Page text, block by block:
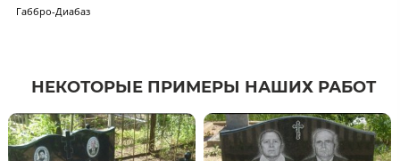
Габбро-Диабаз
НЕКОТОРЫЕ ПРИМЕРЫ НАШИХ РАБОТ